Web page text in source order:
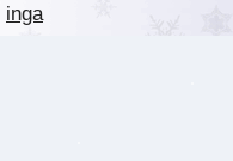
inga